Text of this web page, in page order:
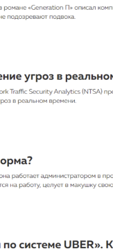
var/www/www-